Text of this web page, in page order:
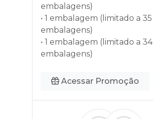
embalagens)
• 1 embalagem (limitado a 35
embalagens)
• 1 embalagem (limitado a 34
embalagens)
Acessar Promoção